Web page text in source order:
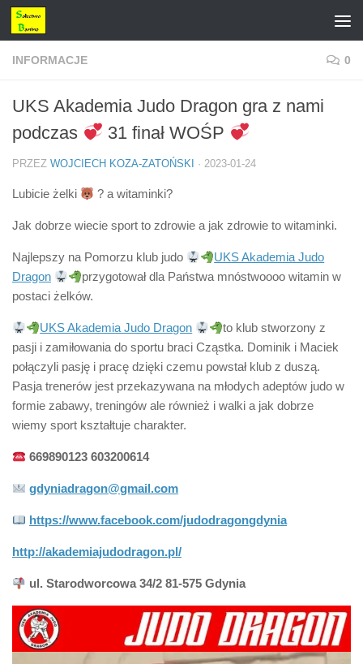
Przejdź do treści
INFORMACJE 0
UKS Akademia Judo Dragon gra z nami
podczas
31 finał WOŚP
PRZEZ WOJCIECH KOZA-ZATOŃSKI · 2023-01-24
Lubicie żelki ? a witaminki?
Jak dobrze wiecie sport to zdrowie a jak zdrowie to witaminki.
Najlepszy na Pomorzu klub judo
UKS Akademia Judo
Dragon
przygotował dla Państwa mnóstwoooo witamin w
postaci żelków.
UKS Akademia Judo Dragon
to klub stworzony z
pasji i zamiłowania do sportu braci Cząstka. Dominik i Maciek
połączyli pasję i pracę dzięki czemu powstał klub z duszą.
Pasja trenerów jest przekazywana na młodych adeptów judo w
formie zabawy, treningów ale również i walki a jak dobrze
wiemy sport kształtuje charakter.
669890123 603200614
gdyniadragon@gmail.com
https://www.facebook.com/judodragongdynia
http://akademiajudodragon.pl/
ul. Starodworcowa 34/2 81-575 Gdynia